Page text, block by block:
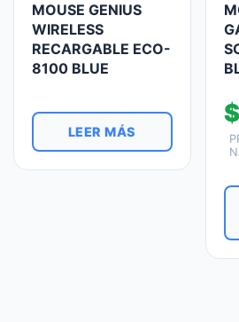
MOUSE GENIUS
WIRELESS
RECARGABLE ECO-
8100 BLUE
LEER MÁS
$